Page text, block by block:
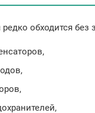
обходится